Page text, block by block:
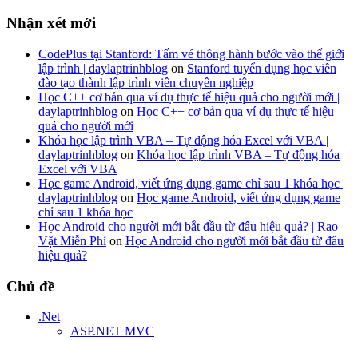
Nhận xét mới
CodePlus tại Stanford: Tấm vé thông hành bước vào thế giới
lập trình | daylaptrinhblog on Stanford tuyển dụng học viên
đào tạo thành lập trình viên chuyên nghiệp
Học C++ cơ bản qua ví dụ thực tế hiệu quả cho người mới |
daylaptrinhblog on Học C++ cơ bản qua ví dụ thực tế hiệu
quả cho người mới
Khóa học lập trình VBA – Tự động hóa Excel với VBA |
daylaptrinhblog on Khóa học lập trình VBA – Tự động hóa
Excel với VBA
Học game Android, viết ứng dụng game chỉ sau 1 khóa học |
daylaptrinhblog on Học game Android, viết ứng dụng game
chỉ sau 1 khóa học
Học Android cho người mới bắt đầu từ đâu hiệu quả? | Rao
Vặt Miễn Phíon Học Android cho người mới bắt đầu từ đâu
hiệu quả?
Chủ đề
.Net
ASP.NET MVC